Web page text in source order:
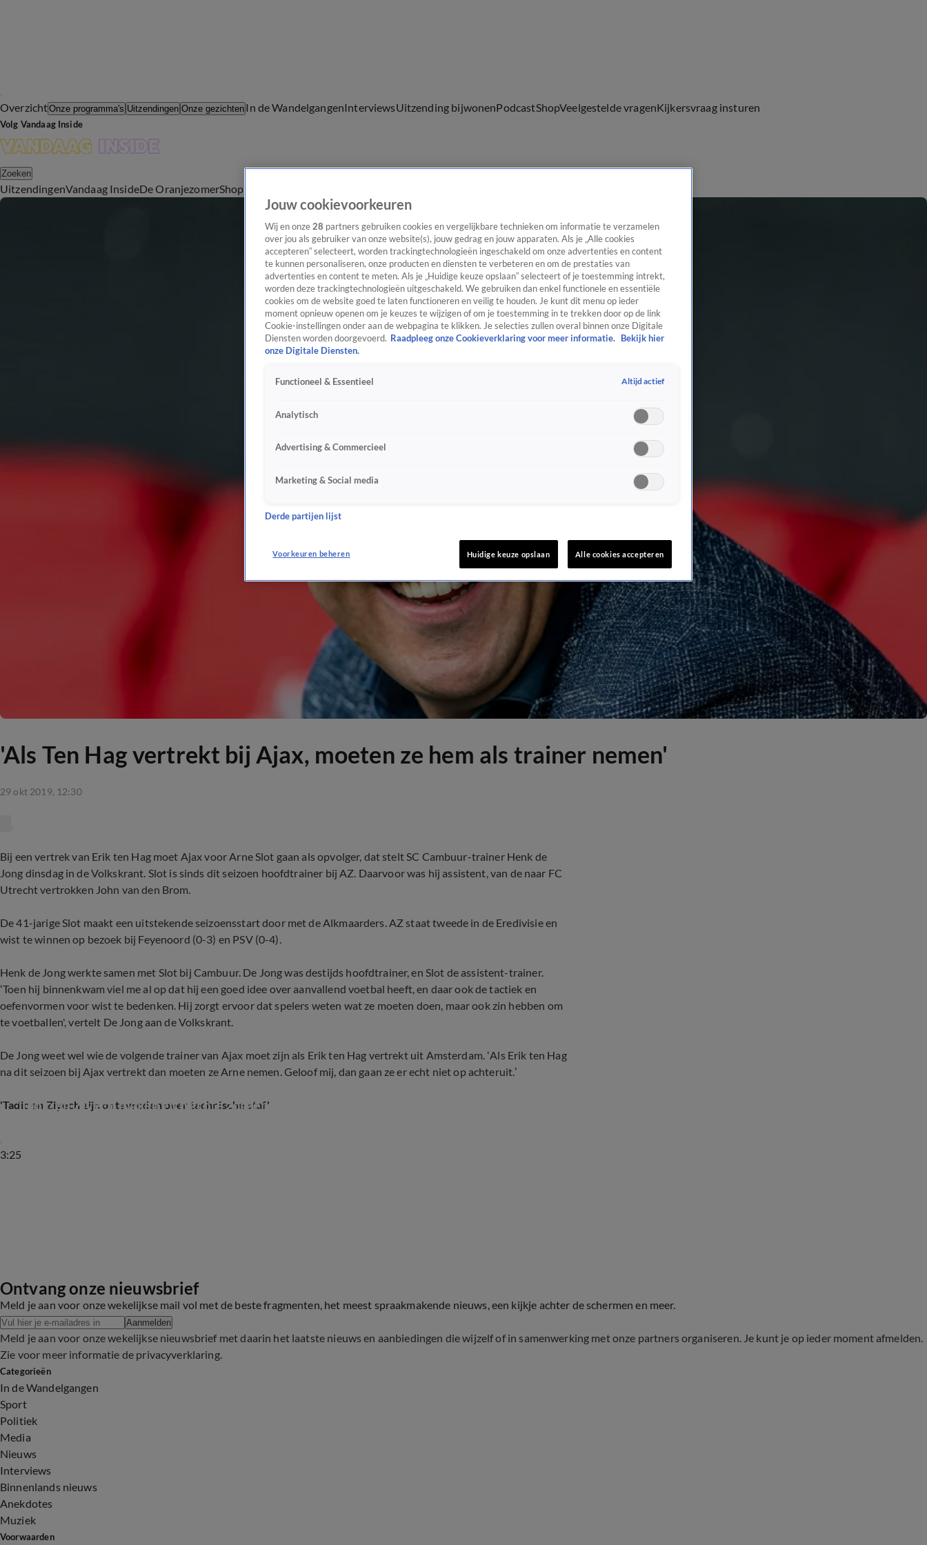
OverzichtOnze programma's Uitzendingen Onze gezichten In de WandelgangenInterviewsUitzending bijwonenPodcastShopVeelgestelde vragenKijkersvraag insturen
Volg Vandaag Inside
Zoeken
UitzendingenVandaag InsideDe OranjezomerShop
'Als Ten Hag vertrekt bij Ajax, moeten ze hem als trainer nemen'
29 okt 2019, 12:30
Bij een vertrek van Erik ten Hag moet Ajax voor Arne Slot gaan als opvolger, dat stelt SC Cambuur-trainer Henk de
Jong dinsdag in de Volkskrant. Slot is sinds dit seizoen hoofdtrainer bij AZ. Daarvoor was hij assistent, van de naar FC
Utrecht vertrokken John van den Brom.
De 41-jarige Slot maakt een uitstekende seizoensstart door met de Alkmaarders. AZ staat tweede in de Eredivisie en
wist te winnen op bezoek bij Feyenoord (0-3) en PSV (0-4).
Henk de Jong werkte samen met Slot bij Cambuur. De Jong was destijds hoofdtrainer, en Slot de assistent-trainer.
‘Toen hij binnenkwam viel me al op dat hij een goed idee over aanvallend voetbal heeft, en daar ook de tactiek en
oefenvormen voor wist te bedenken. Hij zorgt ervoor dat spelers weten wat ze moeten doen, maar ook zin hebben om
te voetballen', vertelt De Jong aan de Volkskrant.
De Jong weet wel wie de volgende trainer van Ajax moet zijn als Erik ten Hag vertrekt uit Amsterdam. ‘Als Erik ten Hag
na dit seizoen bij Ajax vertrekt dan moeten ze Arne nemen. Geloof mij, dan gaan ze er echt niet op achteruit.’
'Tadic en Ziyech zijn ontevreden over technische staf'
3:25
'Tadic en Ziyech maken zich grote zorgen om Ten Hag'
Ontvang onze nieuwsbrief
Meld je aan voor onze wekelijkse mail vol met de beste fragmenten, het meest spraakmakende nieuws, een kijkje achter de schermen en meer.
Aanmelden
Meld je aan voor onze wekelijkse nieuwsbrief met daarin het laatste nieuws en aanbiedingen die wijzelf of in samenwerking met onze partners organiseren. Je kunt je op ieder moment afmelden.
Zie voor meer informatie de privacyverklaring.
Categorieën
In de Wandelgangen
Sport
Politiek
Media
Nieuws
Interviews
Binnenlands nieuws
Anekdotes
Muziek
Voorwaarden
Jouw cookievoorkeuren
Wij en onze 28 partners gebruiken cookies en vergelijkbare technieken om informatie te verzamelen
over jou als gebruiker van onze website(s), jouw gedrag en jouw apparaten. Als je „Alle cookies
accepteren” selecteert, worden trackingtechnologieën ingeschakeld om onze advertenties en content
te kunnen personaliseren, onze producten en diensten te verbeteren en om de prestaties van
advertenties en content te meten. Als je „Huidige keuze opslaan” selecteert of je toestemming intrekt,
worden deze trackingtechnologieën uitgeschakeld. We gebruiken dan enkel functionele en essentiële
cookies om de website goed te laten functioneren en veilig te houden. Je kunt dit menu op ieder
moment opnieuw openen om je keuzes te wijzigen of om je toestemming in te trekken door op de link
Cookie-instellingen onder aan de webpagina te klikken. Je selecties zullen overal binnen onze Digitale
Diensten worden doorgevoerd. Raadpleeg onze Cookieverklaring voor meer informatie.
Bekijk hier
onze Digitale Diensten.
Functioneel & Essentieel Altijd actief
Analytisch
Advertising & Commercieel
Marketing & Social media
Derde partijen lijst
Voorkeuren beheren Huidige keuze opslaan Alle cookies accepteren